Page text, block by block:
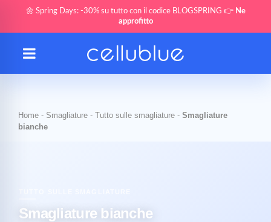
🌼 Spring Days: -30% su tutto con il codice BLOGSPRING 👉 Ne
approfitto
Home - Smagliature - Tutto sulle smagliature - Smagliature
bianche
Smagliature bianche